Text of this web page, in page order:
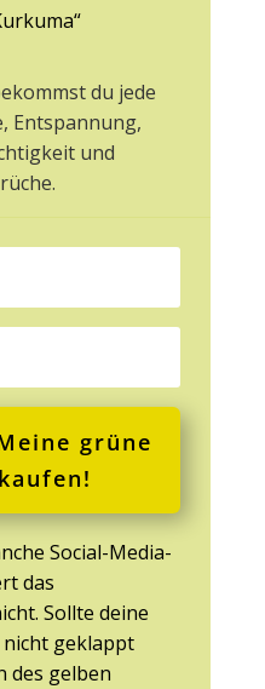
du jede
Entspannung,
und
grüne
Social-Media-
das
Sollte deine
geklappt
des gelben